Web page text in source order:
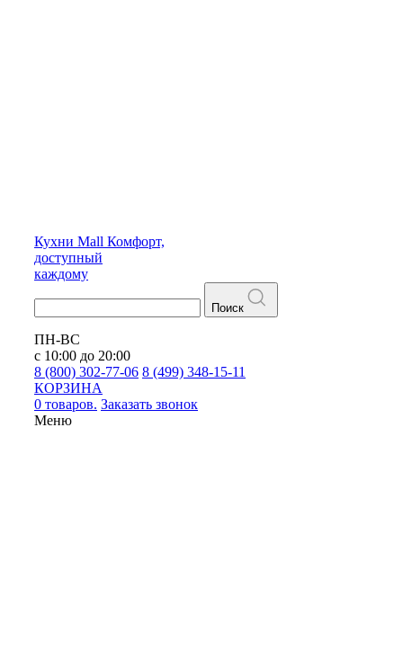
Кухни Mall Комфорт,
доступный
каждому
Поиск
ПН-ВС
с 10:00 до 20:00
8 (800) 302-77-06 8 (499) 348-15-11
КОРЗИНА
0 товаров. Заказать звонок
Меню